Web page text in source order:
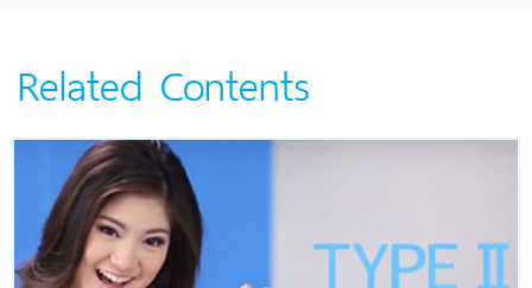
Related Contents